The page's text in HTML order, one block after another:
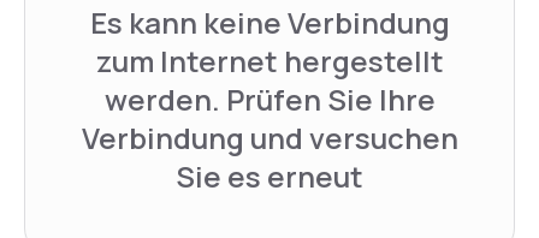
Es kann keine Verbindung
zum Internet hergestellt
werden. Prüfen Sie Ihre
Verbindung und versuchen
Sie es erneut